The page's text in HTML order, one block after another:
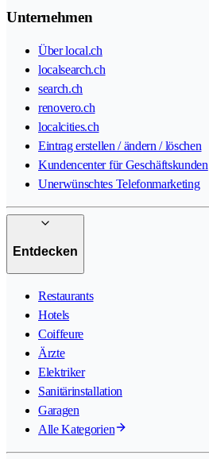
Unternehmen
Über local.ch
localsearch.ch
search.ch
renovero.ch
localcities.ch
Eintrag erstellen / ändern / löschen
Kundencenter für Geschäftskunden
Unerwünschtes Telefonmarketing
Entdecken
Restaurants
Hotels
Coiffeure
Ärzte
Elektriker
Sanitärinstallation
Garagen
Alle Kategorien